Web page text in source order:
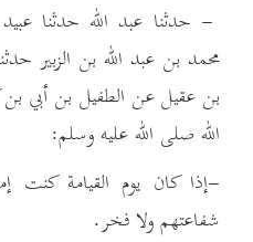
- حدثنا عبد الله حدثنا
محمد بن عبد الله بن الزبير
بن عقيل عن الطفيل بن أبي
الله صلى الله عليه وسلم:
-إذا كان يوم القيامة كنت
شفاعتهم ولا فخر.